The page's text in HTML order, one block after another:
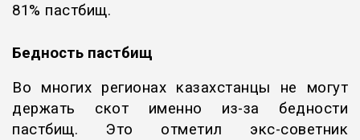
81% пастбищ.
Бедность пастбищ
Во многих регионах казахстанцы не могут
держать скот именно из-за бедности
пастбищ. Это отметил экс-советник